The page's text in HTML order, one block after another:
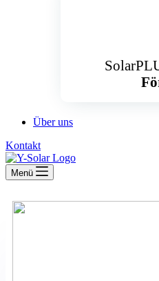
Über uns
Kontakt
Menü